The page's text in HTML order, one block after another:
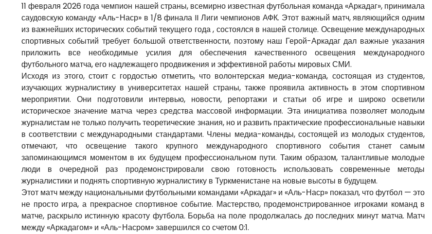
11 февраля 2026 года чемпион нашей страны, всемирно известная футбольная команда «Аркадаг», принимала
саудовскую команду «Аль-Наср» в 1/8 финала II Лиги чемпионов АФК. Этот важный матч, являющийся одним
из важнейших исторических событий текущего года , состоялся в нашей столице. Освещение международных
спортивных событий требует большой ответственности, поэтому наш Герой-Аркадаг дал важные указания
приложить все необходимые усилия для обеспечения качественного освещения международного
футбольного матча, его надлежащего продвижения и эффективной работы мировых СМИ.
Исходя из этого, стоит с гордостью отметить, что волонтерская медиа-команда, состоящая из студентов,
изучающих журналистику в университетах нашей страны, также проявила активность в этом спортивном
мероприятии. Они подготовили интервью, новости, репортажи и статьи об игре и широко осветили
историческое значение матча через средства массовой информации. Эта инициатива позволяет молодым
журналистам не только получить теоретические знания, но и развить практические профессиональные навыки
в соответствии с международными стандартами. Члены медиа-команды, состоящей из молодых студентов,
отмечают, что освещение такого крупного международного спортивного события станет самым
запоминающимся моментом в их будущем профессиональном пути. Таким образом, талантливые молодые
люди в очередной раз продемонстрировали свою готовность использовать современные методы
журналистики и поднять спортивную журналистику в Туркменистане на новые высоты в будущем.
Этот матч между национальными футбольными командами «Аркадаг» и «Аль-Наср» показал, что футбол — это
не просто игра, а прекрасное спортивное событие. Мастерство, продемонстрированное игроками команд в
матче, раскрыло истинную красоту футбола. Борьба на поле продолжалась до последних минут матча. Матч
между «Аркадагом» и «Аль-Насром» завершился со счетом 0:1.